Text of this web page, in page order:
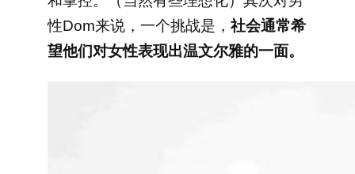
性Dom来说，一个挑战是， 社会通常希
望他们对女性表现出温文尔雅的一面。